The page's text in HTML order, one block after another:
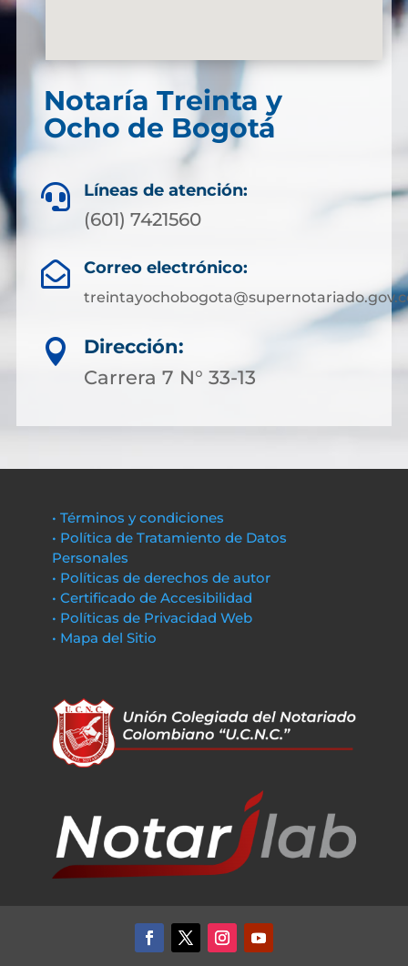
Notaría Treinta y
Ocho de Bogotá
 Líneas de atención:
(601) 7421560
 Correo electrónico:

Dirección:
Carrera 7 N° 33-13
• Términos y condiciones
• Política de Tratamiento de Datos
Personales
• Políticas de derechos de autor
• Certificado de Accesibilidad
• Políticas de Privacidad Web
• Mapa del Sitio